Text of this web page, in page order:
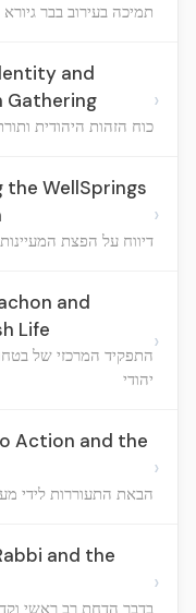
תמיכה בעירוב בבר
and
Gathering
כוח הזהות היהודית
›
the WellSprings
דיווח על הפצת
›
and
Life
התפקיד המרכזי של
יהודי
›
Action and the
הבאת התעוררות לידי
›
and the
בדבר הדחת רב ראשי
›